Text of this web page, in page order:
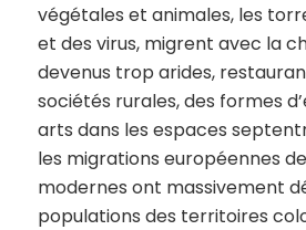
végétales et animales, les
et des virus, migrent avec la
devenus trop arides,
sociétés rurales, des formes
arts dans les espaces
les migrations européennes
modernes ont massivement
populations des territoires